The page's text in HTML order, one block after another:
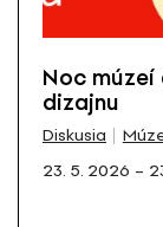
Noc múzeí
dizajnu
Diskusia
23. 5. 2026 –